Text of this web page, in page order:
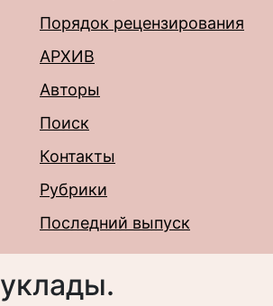
Порядок рецензирования
АРХИВ
Авторы
Поиск
Контакты
Рубрики
Последний выпуск
уклады.